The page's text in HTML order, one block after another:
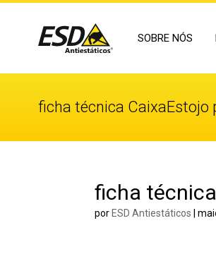
SOBRE NÓS
ficha técnica CaixaEstojo
ficha
por ESD Antiestáticos |